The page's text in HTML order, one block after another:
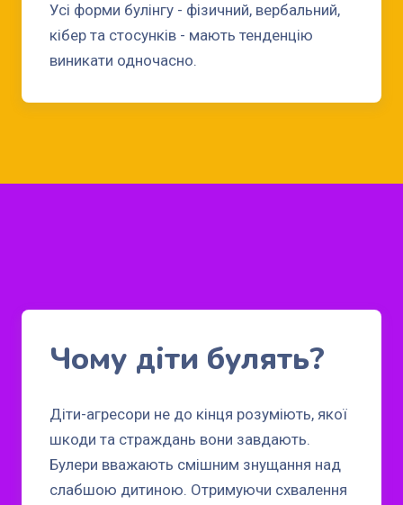
Усі форми булінгу - фізичний, вербальний,
кібер та стосунків - мають тенденцію
виникати одночасно.
Чому діти булять?
Діти-агресори не до кінця розуміють, якої
шкоди та страждань вони завдають.
Булери вважають смішним знущання над
слабшою дитиною. Отримуючи схвалення